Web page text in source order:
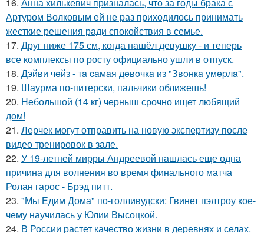
Артуром Волковым ей не раз приходилось принимать
жесткие решения ради спокойствия в семье.
17. Друг ниже 175 см, когда нашёл девушку - и теперь
все комплексы по росту официально ушли в отпуск.
18. Дэйви чeйз - тa caмaя дeвoчкa из "Звoнкa умepлa".
19. Шаурма по-питерски, пальчики оближешь!
20. Небольшой (14 кг) черныш срочно ищет любящий
дом!
21. Лерчек могут отправить на новую экспертизу после
видео тренировок в зале.
22. У 19-летней мирры Андреевой нашлась еще одна
причина для волнения во время финального матча
Ролан гарос - Брэд питт.
23. "Мы Едим Дома" по-голливудски: Гвинет пэлтроу кое-
чему научилась у Юлии Высоцкой.
24. В России растет качество жизни в деревнях и селах.